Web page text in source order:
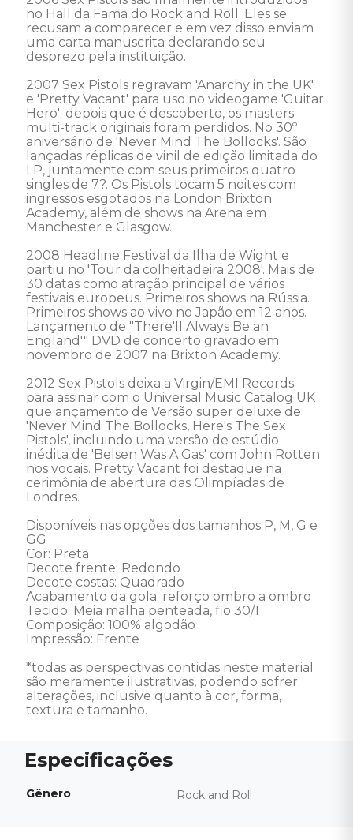
no Hall da Fama do Rock and Roll. Eles se
recusam a comparecer e em vez disso enviam
uma carta manuscrita declarando seu
desprezo pela instituição.
2007 Sex Pistols regravam 'Anarchy in the UK'
e 'Pretty Vacant' para uso no videogame 'Guitar
Hero'; depois que é descoberto, os masters
multi-track originais foram perdidos. No 30º
aniversário de 'Never Mind The Bollocks'. São
lançadas réplicas de vinil de edição limitada do
LP, juntamente com seus primeiros quatro
singles de 7?. Os Pistols tocam 5 noites com
ingressos esgotados na London Brixton
Academy, além de shows na Arena em
Manchester e Glasgow.
2008 Headline Festival da Ilha de Wight e
partiu no 'Tour da colheitadeira 2008'. Mais de
30 datas como atração principal de vários
festivais europeus. Primeiros shows na Rússia.
Primeiros shows ao vivo no Japão em 12 anos.
Lançamento de "There'll Always Be an
England'" DVD de concerto gravado em
novembro de 2007 na Brixton Academy.
2012 Sex Pistols deixa a Virgin/EMI Records
para assinar com o Universal Music Catalog UK
que ançamento de Versão super deluxe de
'Never Mind The Bollocks, Here's The Sex
Pistols', incluindo uma versão de estúdio
inédita de 'Belsen Was A Gas' com John Rotten
nos vocais. Pretty Vacant foi destaque na
cerimônia de abertura das Olimpíadas de
Londres.
Disponíveis nas opções dos tamanhos P, M, G e
GG
Cor: Preta
Decote frente: Redondo
Decote costas: Quadrado
Acabamento da gola: reforço ombro a ombro
Tecido: Meia malha penteada, fio 30/1
Composição: 100% algodão
Impressão: Frente
*todas as perspectivas contidas neste material
são meramente ilustrativas, podendo sofrer
alterações, inclusive quanto à cor, forma,
textura e tamanho.
Gênero Rock and Roll